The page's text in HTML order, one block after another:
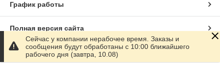
График работы
Полная версия сайта
Сайт создан на маркетплейсеSatu.kz
Сейчас у компании нерабочее время. Заказы и
сообщения будут обработаны с 10:00 ближайшего
рабочего дня (завтра, 10.08)